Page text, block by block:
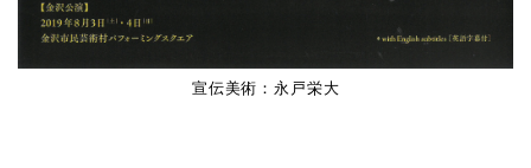
宣伝美術：永戸栄大